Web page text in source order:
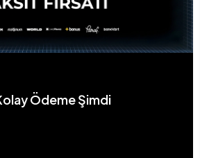
Ödeme Şimdi